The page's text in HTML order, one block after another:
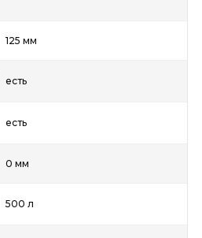
125 мм
есть
есть
0 мм
500 л